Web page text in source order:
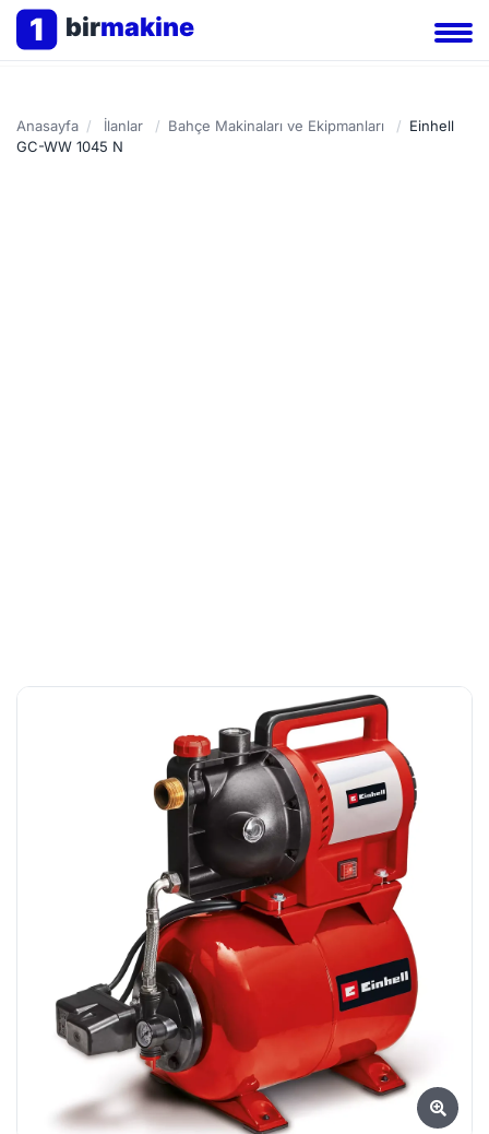
1 birmakine
Anasayfa / İlanlar / Bahçe Makinaları ve Ekipmanları / Einhell
GC-WW 1045 N